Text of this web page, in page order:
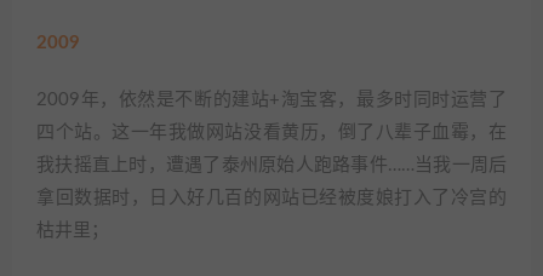
2009
2009年，依然是不断的建站+淘宝客，最多时同时运营了
四个站。这一年我做网站没看黄历，倒了八辈子血霉，在
我扶摇直上时，遭遇了泰州原始人跑路事件……当我一周后
拿回数据时，日入好几百的网站已经被度娘打入了冷宫的
枯井里；